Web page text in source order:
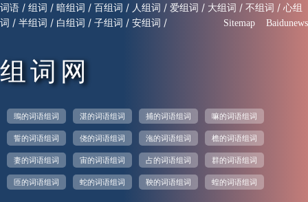
词语 / 组词 / 暗组词 / 百组词 / 人组词 / 爱组词 / 大组词 / 不组词 / 心组
词 / 半组词 / 白组词 / 子组词 / 安组词 / Sitemap Baidunews
组词网
鴠的词语组词 湛的词语组词 捕的词语组词 嘛的词语组词
誓的词语组词 侥的词语组词 沲的词语组词 檐的词语组词
妻的词语组词 宙的词语组词 占的词语组词 群的词语组词
匝的词语组词 蛇的词语组词 鞅的词语组词 蝗的词语组词